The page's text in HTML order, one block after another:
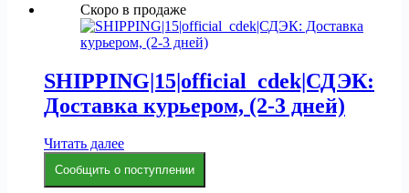
Скоро в продаже
SHIPPING|15|official_cdek|СДЭК:
Доставка курьером, (2-3 дней)
Читать далее
Сообщить о поступлении